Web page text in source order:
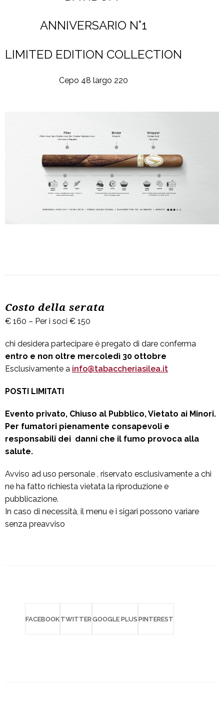
ANNIVERSARIO N°1
LIMITED EDITION COLLECTION
Cepo 48 largo 220
Costo della serata
€ 160 – Per i soci € 150
chi desidera partecipare è pregato di dare conferma
entro e non oltre mercoledì 30 ottobre
Esclusivamente a info@tabaccheriasilea.it
POSTI LIMITATI
Evento privato, Chiuso al Pubblico, Vietato ai Minori.
Per fumatori pienamente consapevoli e
responsabili dei danni che il fumo provoca alla
salute.
Avviso ad uso personale , riservato esclusivamente a chi
ne ha fatto richiesta vietata la riproduzione e
pubblicazione.
In caso di necessità, il menu e i sigari possono variare
senza preavviso
FACEBOOK TWITTER GOOGLE PLUS PINTEREST